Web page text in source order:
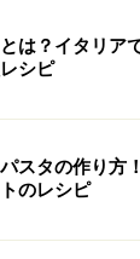
は？イタリア
シピ
スタの作り方
のレシピ